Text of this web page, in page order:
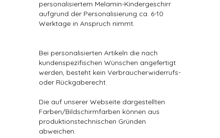
personalisiertem Melamin-Kindergeschirr
aufgrund der Personalisierung ca. 6-10
Werktage in Anspruch nimmt.
Bei personalisierten Artikeln die nach
kundenspezifischen Wünschen angefertigt
werden, besteht kein Verbraucherwiderrufs-
oder Rückgaberecht.
Die auf unserer Webseite dargestellten
Farben/Bildschirmfarben können aus
produktionstechnischen Gründen
abweichen.